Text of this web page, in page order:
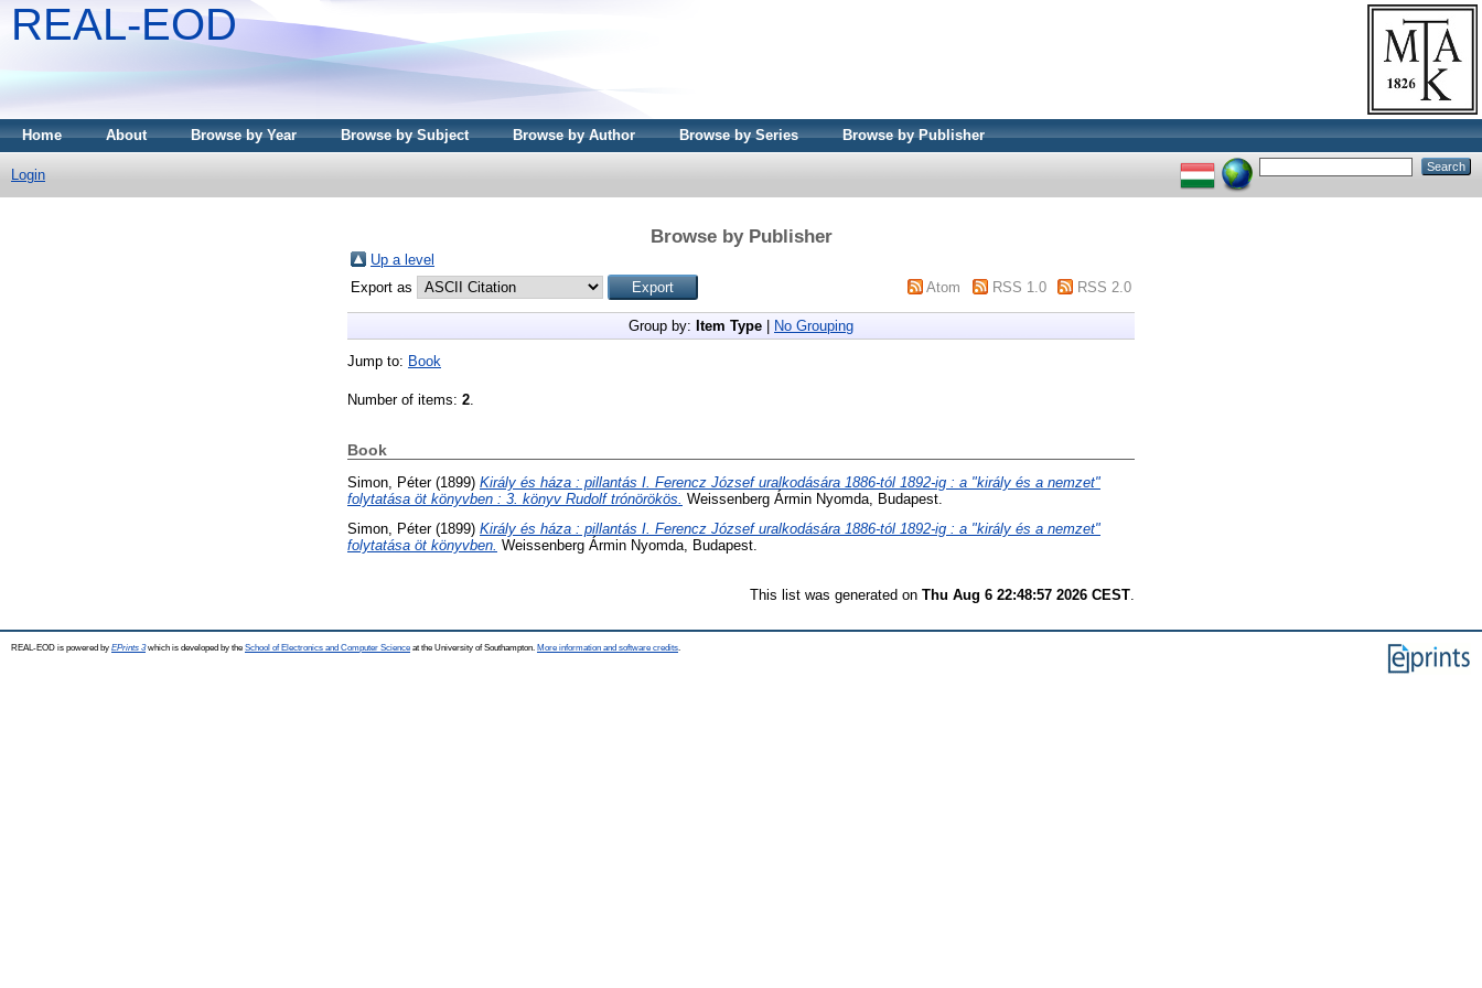
REAL-EOD
Home About Browse by Year Browse by Subject Browse by Author Browse by Series Browse by Publisher
Login
Browse by Publisher
Up a level
Export as
Atom RSS 1.0 RSS 2.0
Group by: Item Type No Grouping
Jump to: Book
Number of items: 2
Book
Simon, Péter(1899) Király és háza : pillantás I. Ferencz József uralkodására 1886-tól 1892-ig : a "király és a nemzet"
folytatása öt könyvben : 3. könyv Rudolf trónörökös. Weissenberg Ármin Nyomda, Budapest.
Simon, Péter(1899) Király és háza : pillantás I. Ferencz József uralkodására 1886-tól 1892-ig : a "király és a nemzet"
folytatása öt könyvben. Weissenberg Ármin Nyomda, Budapest.
This list was generated on Thu Aug 6 22:48:57 2026 CEST.
REAL-EOD is powered by EPrints 3which is developed by the School of Electronics and Computer Science at the University of Southampton. More information and software credits